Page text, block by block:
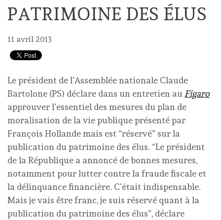
PATRIMOINE DES ÉLUS
11 avril 2013
Le président de l’Assemblée nationale Claude
Bartolone (PS) déclare dans un entretien au Figaro
approuver l’essentiel des mesures du plan de
moralisation de la vie publique présenté par
François Hollande mais est “réservé” sur la
publication du patrimoine des élus. “Le président
de la République a annoncé de bonnes mesures,
notamment pour lutter contre la fraude fiscale et
la délinquance financière. C’était indispensable.
Mais je vais être franc, je suis réservé quant à la
publication du patrimoine des élus”, déclare